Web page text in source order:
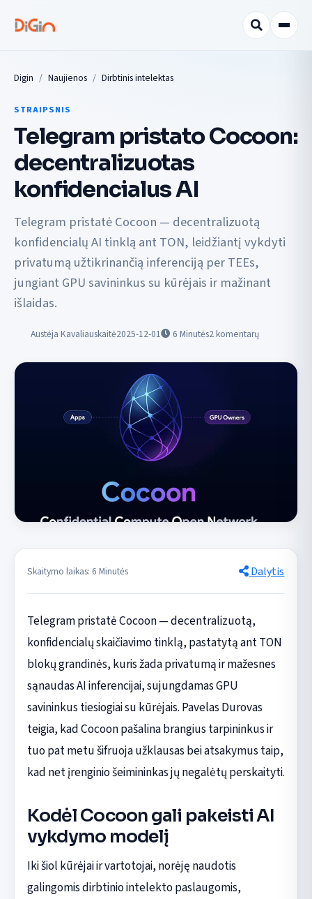
Digin Naujienos Dirbtinis intelektas
STRAIPSNIS
Telegram pristato Cocoon:
decentralizuotas
konfidencialus AI
Telegram pristatė Cocoon — decentralizuotą
konfidencialų AI tinklą ant TON, leidžiantį vykdyti
privatumą užtikrinančią inferenciją per TEEs,
jungiant GPU savininkus su kūrėjais ir mažinant
išlaidas.
Austėja Kavaliauskaitė2025-12-01 6 Minutės2 komentarų
Skaitymo laikas: 6 Minutės Dalytis
Telegram pristatė Cocoon — decentralizuotą,
konfidencialų skaičiavimo tinklą, pastatytą ant TON
blokų grandinės, kuris žada privatumą ir mažesnes
sąnaudas AI inferencijai, sujungdamas GPU
savininkus tiesiogiai su kūrėjais. Pavelas Durovas
teigia, kad Cocoon pašalina brangius tarpininkus ir
tuo pat metu šifruoja užklausas bei atsakymus taip,
kad net įrenginio šeimininkas jų negalėtų perskaityti.
Kodėl Cocoon gali pakeisti AI
vykdymo modelį
Iki šiol kūrėjai ir vartotojai, norėję naudotis
galingomis dirbtinio intelekto paslaugomis,